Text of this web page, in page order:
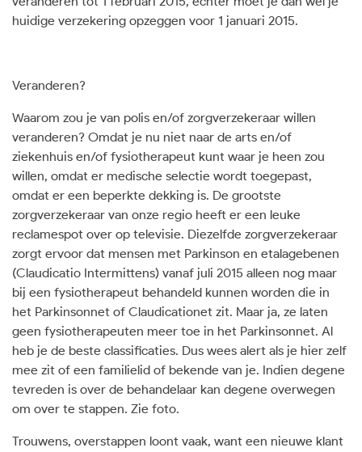
huidige verzekering opzeggen voor 1 januari 2015.
Veranderen?
Waarom zou je van polis en/of zorgverzekeraar willen
veranderen? Omdat je nu niet naar de arts en/of
ziekenhuis en/of fysiotherapeut kunt waar je heen zou
willen, omdat er medische selectie wordt toegepast,
omdat er een beperkte dekking is. De grootste
zorgverzekeraar van onze regio heeft er een leuke
reclamespot over op televisie. Diezelfde zorgverzekeraar
zorgt ervoor dat mensen met Parkinson en etalagebenen
(Claudicatio Intermittens) vanaf juli 2015 alleen nog maar
bij een fysiotherapeut behandeld kunnen worden die in
het Parkinsonnet of Claudicationet zit. Maar ja, ze laten
geen fysiotherapeuten meer toe in het Parkinsonnet. Al
heb je de beste classificaties. Dus wees alert als je hier zelf
mee zit of een familielid of bekende van je. Indien degene
tevreden is over de behandelaar kan degene overwegen
om over te stappen. Zie foto.
Trouwens, overstappen loont vaak, want een nieuwe klant